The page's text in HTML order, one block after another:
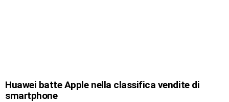
Huawei batte Apple nella classifica vendite di
smartphone